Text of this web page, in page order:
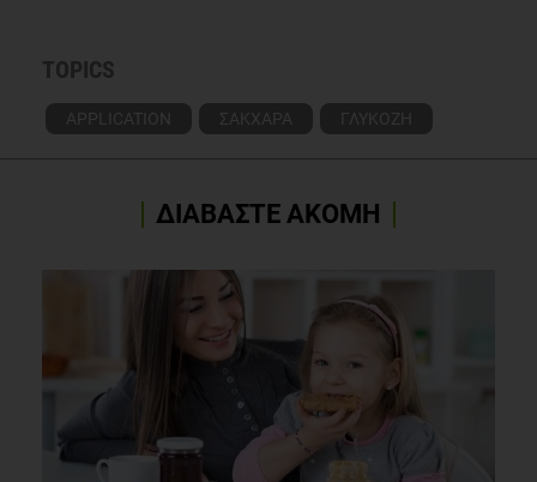
TOPICS
APPLICATION ΣΑΚΧΑΡΑ ΓΛΥΚΟΖΗ
ΔΙΑΒΑΣΤΕ ΑΚΟΜΗ